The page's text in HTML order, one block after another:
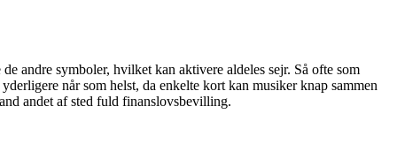
andre symboler, hvilket kan aktivere aldeles sejr. Så ofte som
når som helst, da enkelte kort kan musiker knap sammen
andet af sted fuld finanslovsbevilling.